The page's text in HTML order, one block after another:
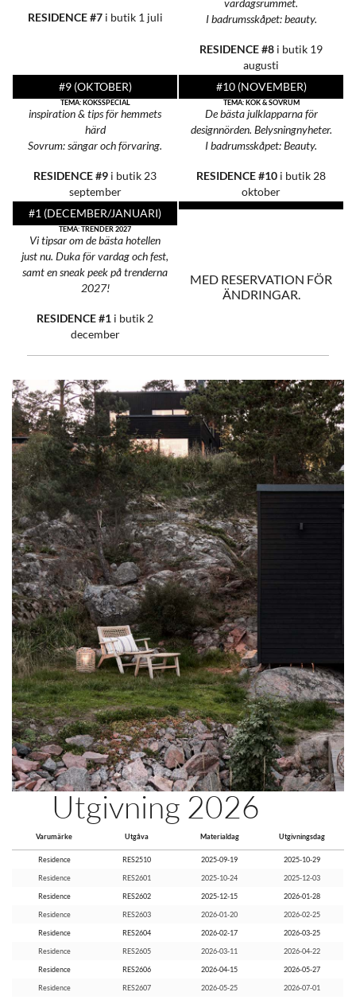
RESIDENCE #7 i butik 1 juli
I badrumsskåpet: beauty.
RESIDENCE #8 i butik 19
augusti
#9 (OKTOBER)
TEMA: KÖKSSPECIAL
inspiration & tips förhemmets
härd
Sovrum: sängar och förvaring.
RESIDENCE #9 i butik 23
september
#10 (NOVEMBER)
TEMA: KÖK & SOVRUM
De bästa julklapparnaför
designnörden. Belysningnyheter.
I badrumsskåpet: Beauty.
RESIDENCE #10 i butik 28
oktober
#1 (DECEMBER/JANUARI)
TEMA: TRENDER 2027
Vi tipsar om de bästa hotellen
just nu. Duka för vardag och fest,
samt en sneak peek på trenderna
2027!
RESIDENCE #1 i butik 2
december
MED RESERVATION FÖR
ÄNDRINGAR.
Utgivning 2026
Varumärke Utgåva Materialdag Utgivningsdag
Residence RES2510 2025-09-19 2025-10-29
Residence RES2601 2025-10-24 2025-12-03
Residence RES2602 2025-12-15 2026-01-28
Residence RES2603 2026-01-20 2026-02-25
Residence RES2604 2026-02-17 2026-03-25
Residence RES2605 2026-03-11 2026-04-22
Residence RES2606 2026-04-15 2026-05-27
Residence RES2607 2026-05-25 2026-07-01